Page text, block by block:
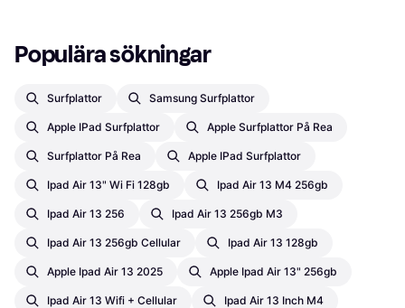
Populära sökningar
Surfplattor Samsung Surfplattor
Apple IPad Surfplattor Apple Surfplattor På Rea
Surfplattor På Rea Apple IPad Surfplattor
Ipad Air 13" Wi Fi 128gb Ipad Air 13 M4 256gb
Ipad Air 13 256 Ipad Air 13 256gb M3
Ipad Air 13 256gb Cellular Ipad Air 13 128gb
Apple Ipad Air 13 2025 Apple Ipad Air 13" 256gb
Ipad Air 13 Wifi + Cellular Ipad Air 13 Inch M4